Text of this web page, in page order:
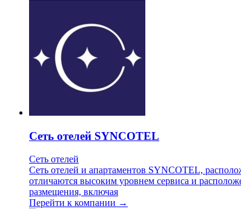
Сеть отелей SYNCOTEL
Сеть отелей
Сеть отелей и апартаментов SYNCOTEL,
отличаются высоким уровнем сервиса и
размещения, включая
Перейти к компании →